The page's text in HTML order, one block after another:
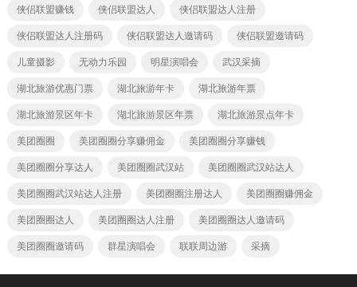
侠侣联盟赚钱 侠侣联盟达人 侠侣联盟达人注册
侠侣联盟达人注册码 侠侣联盟达人邀请码 侠侣联盟邀请码
儿童摄影 无动力乐园 明星演唱会 武汉采摘
湖北旅游优惠门票 湖北旅游年卡 湖北旅游年票
湖北旅游景区年卡 湖北旅游景区年票 湖北旅游景点年卡
美团圈圈 美团圈圈分享赚佣金 美团圈圈分享赚钱
美团圈圈分享达人 美团圈圈武汉站 美团圈圈武汉站达人
美团圈圈武汉站达人注册 美团圈圈注册达人 美团圈圈赚佣金
美团圈圈达人 美团圈圈达人注册 美团圈圈达人邀请码
美团圈圈邀请码 群星演唱会 联联周边游 采摘